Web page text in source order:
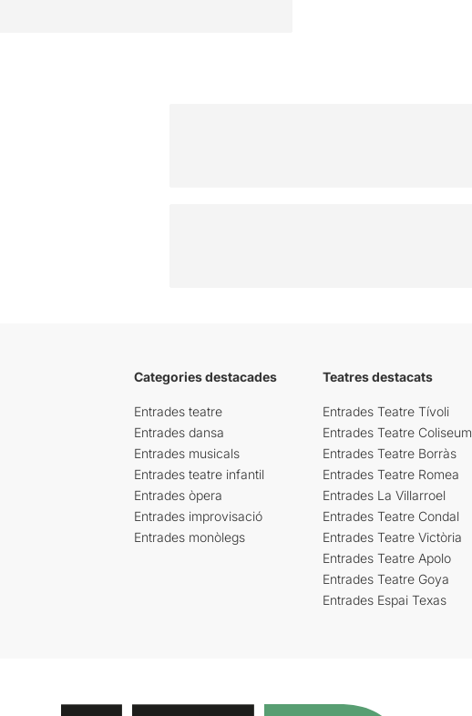
Categories destacades
Entrades teatre
Entrades dansa
Entrades musicals
Entrades teatre infantil
Entrades òpera
Entrades improvisació
Entrades monòlegs
Teatres destacats
Entrades Teatre Tívoli
Entrades Teatre Coliseum
Entrades Teatre Borràs
Entrades Teatre Romea
Entrades La Villarroel
Entrades Teatre Condal
Entrades Teatre Victòria
Entrades Teatre Apolo
Entrades Teatre Goya
Entrades Espai Texas